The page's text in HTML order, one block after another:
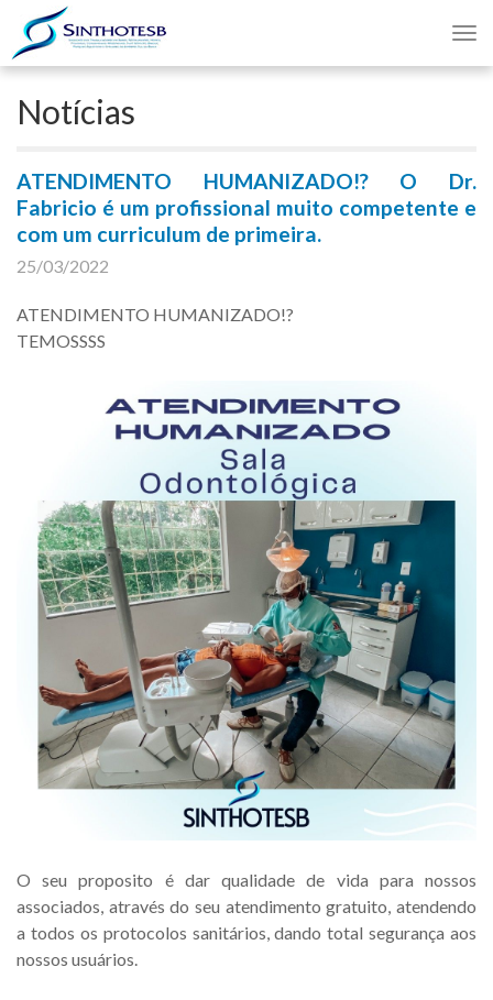
Notícias
ATENDIMENTO HUMANIZADO!? O Dr.
Fabricio é um profissional muito competente e
com um curriculum de primeira.
25/03/2022
ATENDIMENTO HUMANIZADO!?
TEMOSSSS
O seu proposito é dar qualidade de vida para nossos
associados, através do seu atendimento gratuito, atendendo
a todos os protocolos sanitários, dando total segurança aos
nossos usuários.